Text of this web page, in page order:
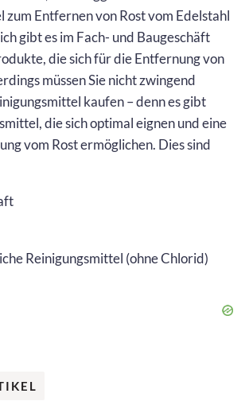
zum Entfernen von Rost vom Edelstahl
gibt es im Fach- und Baugeschäft
die sich für die Entfernung von
müssen Sie nicht zwingend
kaufen – denn es gibt
die sich optimal eignen und eine
vom Rost ermöglichen. Dies sind
Reinigungsmittel (ohne Chlorid)